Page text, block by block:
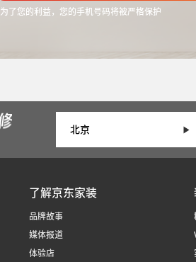
为了您的利益，您的手机号码将被严格保护
了解京东家装
品牌故事
媒体报道
体验店